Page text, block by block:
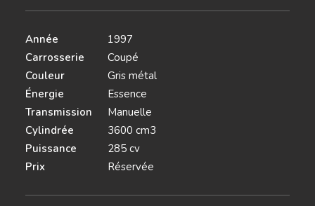
Année
1997
Carrosserie
Coupé
Couleur
Gris métal
Énergie
Essence
Transmission
Manuelle
Cylindrée
3600 cm3
Puissance
285 cv
Prix
Réservée